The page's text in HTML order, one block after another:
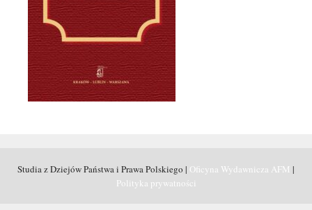
Studia z Dziejów Państwa i Prawa Polskiego | Oficyna Wydawnicza AFM |
Polityka prywatności